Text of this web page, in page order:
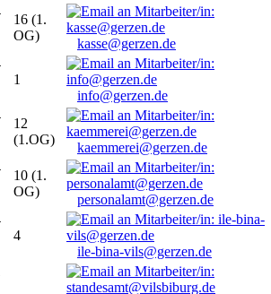
16 (1.
OG)
kasse@gerzen.de
1
info@gerzen.de
12
(1.OG)
kaemmerei@gerzen.de
10 (1.
OG)
personalamt@gerzen.de
4
ile-bina-vils@gerzen.de